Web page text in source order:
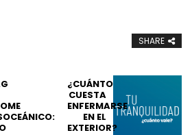
SHARE
¿CUÁNTO
CUESTA
ENFERMARSE
EN EL
EXTERIOR?